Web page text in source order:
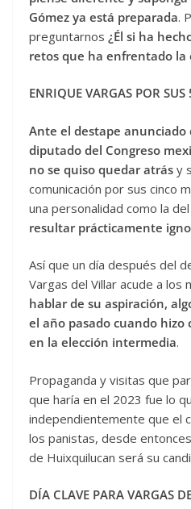
Gómez ya está preparada.
preguntarnos ¿Él si ha
retos que ha enfrentado la
ENRIQUE VARGAS POR
Ante el destape anunciado
diputado del Congreso
no se quiso quedar atrás y
comunicación por sus cinco
una personalidad como la
resultar prácticamente
Así que un día después del
Vargas del Villar acude a los
hablar de su aspiración,
el año pasado cuando
en la elección intermedia.
Propaganda y visitas que
que haría en el 2023 fue lo
independientemente que el
los panistas, desde
de Huixquilucan será su
DÍA CLAVE PARA VARGAS